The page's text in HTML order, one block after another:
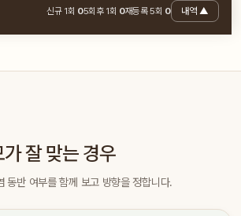
신규 1회 05회후 1회 0재등록 5회 0 내역 ▲
잘 맞는 경우
동반 여부를 함께 보고 방향을 정합니다.